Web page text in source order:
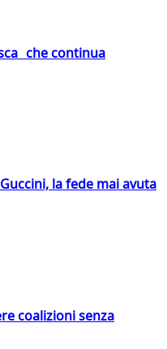
che continua
la fede mai avuta
coalizioni senza